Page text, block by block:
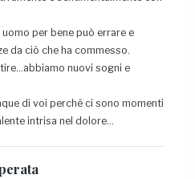
per bene può errare e
da ciò che ha commesso.
nuovi sogni e
di voi perché ci sono momenti
intrisa nel dolore…